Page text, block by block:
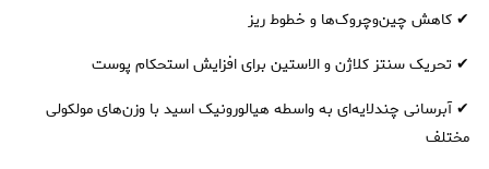
✔ کاهش چین‌وچروک‌ها و خطوط ریز
✔ تحریک سنتز کلاژن و الاستین برای افزایش استحکام پوست
✔ آبرسانی چندلایه‌ای به واسطه هیالورونیک اسید با وزن‌های مولکولی
مختلف